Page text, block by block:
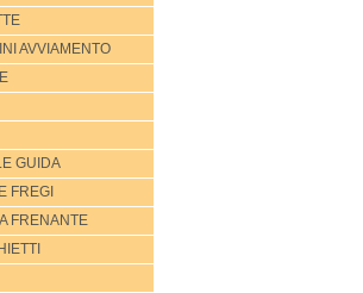
AVVIAMENTO
GUIDA
FREGI
FRENANTE